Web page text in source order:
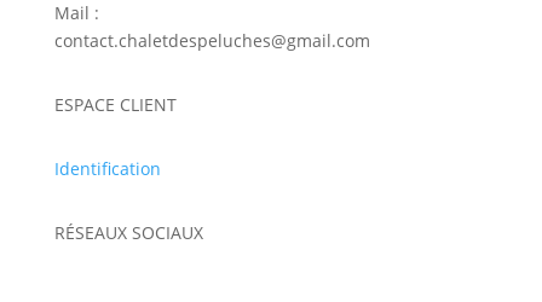
Mail :
contact.chaletdespeluches@gmail.com
ESPACE CLIENT
Identification
RÉSEAUX SOCIAUX